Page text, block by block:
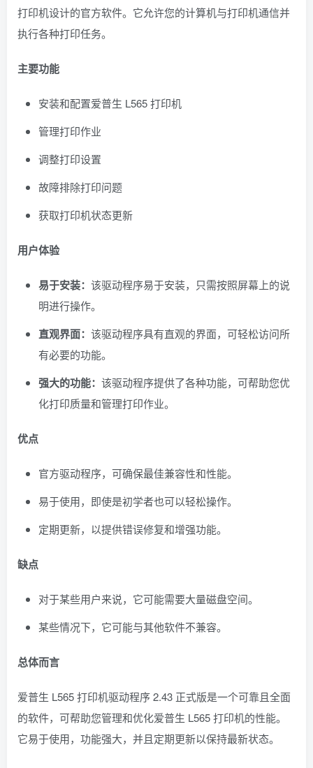
打印机设计的官方软件。它允许您的计算机与打印机通信并
执行各种打印任务。
主要功能
安装和配置爱普生 L565 打印机
管理打印作业
调整打印设置
故障排除打印问题
获取打印机状态更新
用户体验
易于安装： 该驱动程序易于安装，只需按照屏幕上的说
明进行操作。
直观界面： 该驱动程序具有直观的界面，可轻松访问所
有必要的功能。
强大的功能： 该驱动程序提供了各种功能，可帮助您优
化打印质量和管理打印作业。
优点
官方驱动程序，可确保最佳兼容性和性能。
易于使用，即使是初学者也可以轻松操作。
定期更新，以提供错误修复和增强功能。
缺点
对于某些用户来说，它可能需要大量磁盘空间。
某些情况下，它可能与其他软件不兼容。
总体而言
爱普生 L565 打印机驱动程序 2.43 正式版是一个可靠且全面
的软件，可帮助您管理和优化爱普生 L565 打印机的性能。
它易于使用，功能强大，并且定期更新以保持最新状态。